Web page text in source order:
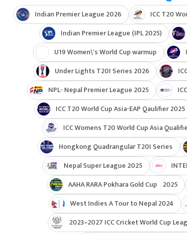
Indian Premier League 2026 ICC T20
Indian Premier League (IPL 2025)
U19 Women\'s World Cup warmup
Under Lights T20I Series 2026
NPL- Nepal Premier League 2025
ICC T20 World Cup Asia-EAP Qaulifier 2025
ICC Womens T20 World Cup Asia
Hongkong Quadrangular T20I Series
Nepal Super League 2025
AAHA RARA Pokhara Gold Cup 2025
West Indies A Tour to Nepal 2024
2023–2027 ICC Cricket World Cup